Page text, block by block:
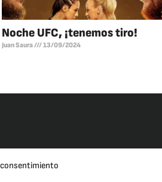
Noche UFC, ¡tenemos tiro!
Juan Saura 13/09/2024